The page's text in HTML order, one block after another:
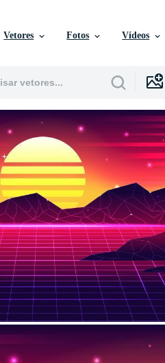
Vetores Fotos Vídeos